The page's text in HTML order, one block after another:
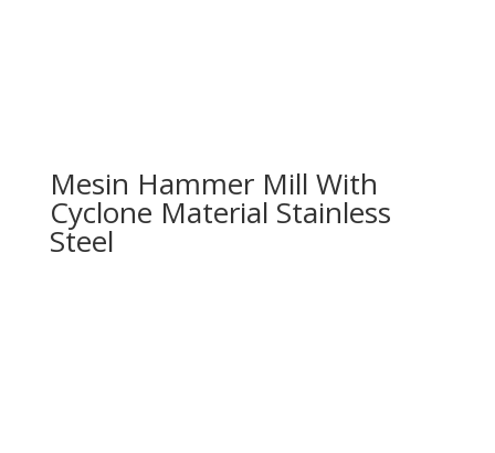
Mesin Hammer Mill With
Cyclone Material Stainless
Steel